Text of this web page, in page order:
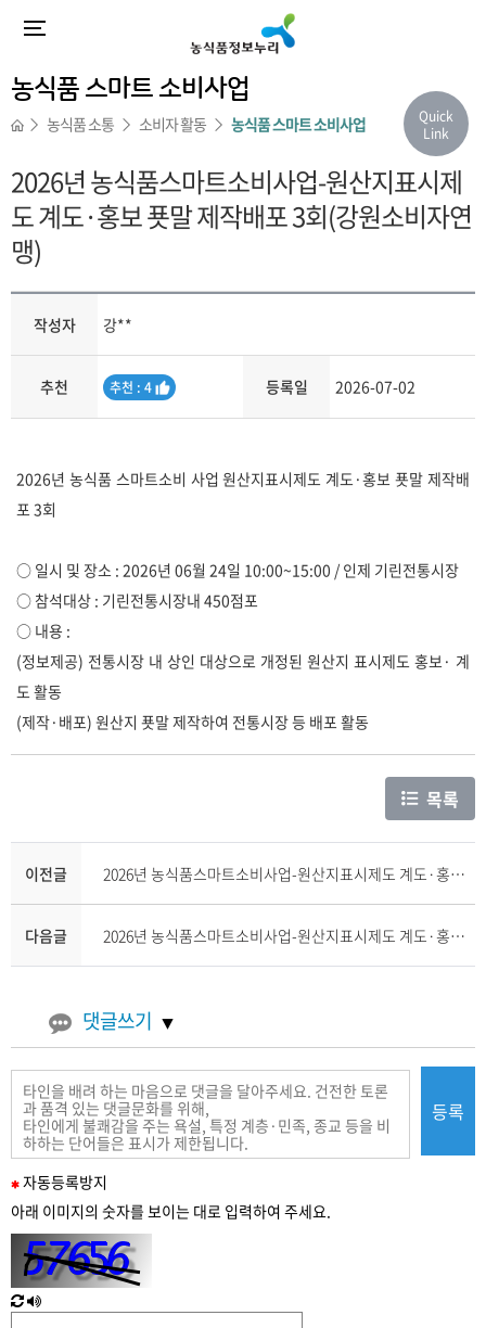
농식품 스마트 소비사업
농식품 소통 소비자 활동 농식품 스마트 소비사업
2026년 농식품스마트소비사업-원산지표시제
도 계도·홍보 푯말 제작배포 3회(강원소비자연
맹)
작성자 강**
추천
추
추천 : 4 등록일 2026-07-02
2026년 농식품 스마트소비 사업 원산지표시제도 계도·홍보 푯말 제작배
포 3회
○ 일시 및 장소 : 2026년 06월 24일 10:00~15:00 / 인제 기린전통시장
○ 참석대상 : 기린전통시장내 450점포
○ 내용 :
(정보제공) 전통시장 내 상인 대상으로 개정된 원산지 표시제도 홍보· 계
도 활동
(제작·배포) 원산지 푯말 제작하여 전통시장 등 배포 활동
목록
이전글 2026년 농식품스마트소비사업-원산지표시제도 계도·홍보 푯말 제작배포 2회(강원소비자연맹)
다음글 2026년 농식품스마트소비사업-원산지표시제도 계도·홍보 푯말 제작배포 4회(강원소비자연맹)
댓글쓰기
필
수
력
자동등록방지
아래 이미지의 숫자를 보이는 대로 입력하여 주세요.
새
로
한
글
등록
Quick
Link